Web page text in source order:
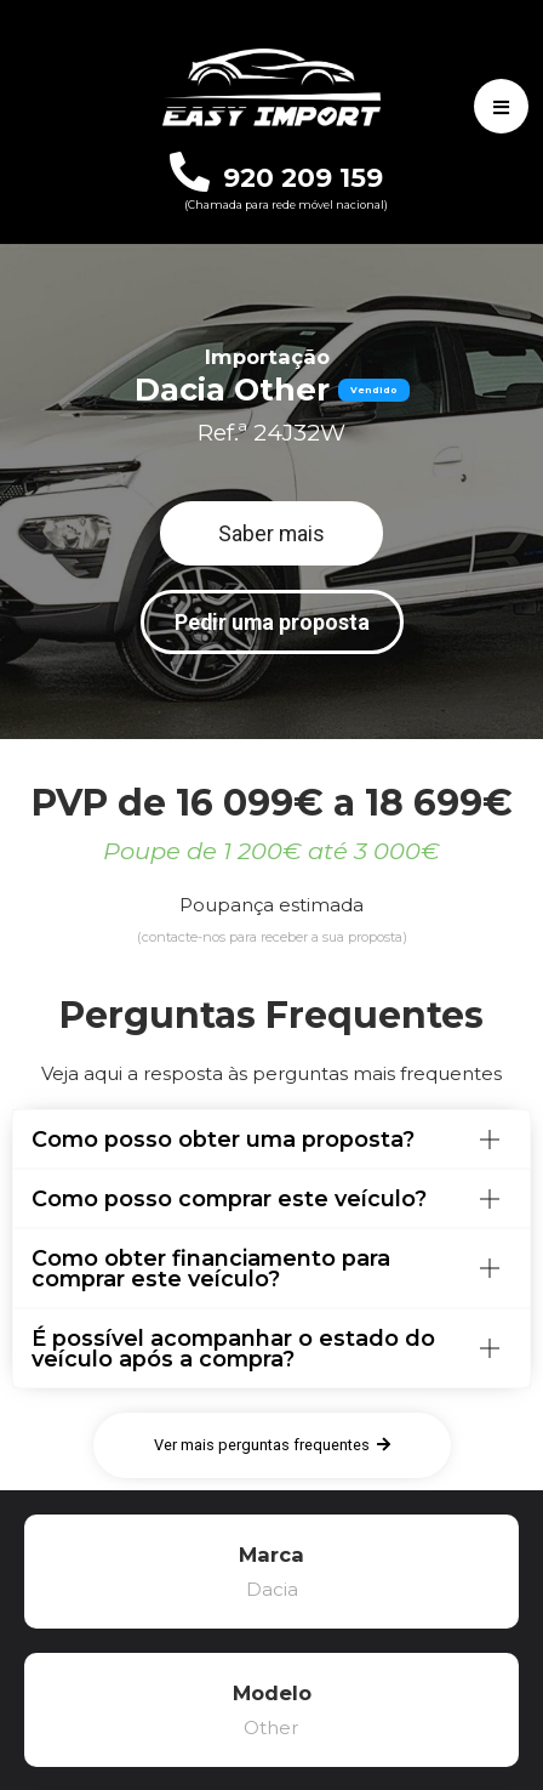
920 209 159
(Chamada para rede móvel nacional)
Importação
Dacia Other Vendido
Ref.ª 24J32W
Saber mais
Pedir uma proposta
PVP de 16 099€ a 18 699€
Poupe de 1 200€ até 3 000€
Poupança estimada
(contacte-nos para receber a sua proposta)
Perguntas Frequentes
Veja aqui a resposta às perguntas mais frequentes
Como posso obter uma proposta?
Como posso comprar este veículo?
Como obter financiamento para
comprar este veículo?
É possível acompanhar o estado do
veículo após a compra?
Ver mais perguntas frequentes
Marca
Dacia
Modelo
Other